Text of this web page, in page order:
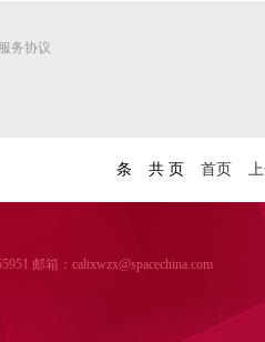
务协议
条 共 页 首页
邮箱：caltxwzx@spacechina.com